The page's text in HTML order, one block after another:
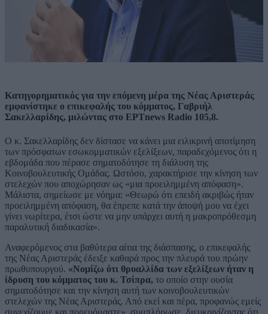
Κατηγορηματικός για την επόμενη μέρα της Νέας Αριστεράς
εμφανίστηκε ο επικεφαλής του κόμματος, Γαβριήλ
Σακελλαρίδης, μιλώντας στο ΕΡΤnews Radio 105,8.
Ο κ. Σακελλαρίδης δεν δίστασε να κάνει μια ειλικρινή αποτίμηση
των πρόσφατων εσωκομματικών εξελίξεων, παραδεχόμενος ότι η
εβδομάδα που πέρασε σηματοδότησε τη διάλυση της
Κοινοβουλευτικής Ομάδας. Ωστόσο, χαρακτήρισε την κίνηση των
στελεχών που αποχώρησαν ως «μια προειλημμένη απόφαση».
Μάλιστα, σημείωσε με νόημα: «Θεωρώ ότι επειδή ακριβώς ήταν
προειλημμένη απόφαση, θα έπρεπε κατά την άποψή μου να έχει
γίνει νωρίτερα, έτσι ώστε να μην υπάρχει αυτή η μακροπρόθεσμη
παραλυτική διαδικασία».
Αναφερόμενος στα βαθύτερα αίτια της διάσπασης, ο επικεφαλής
της Νέας Αριστεράς έδειξε καθαρά προς την πλευρά του πρώην
πρωθυπουργού. «Νομίζω ότι θρυαλλίδα των εξελίξεων ήταν η
ίδρυση του κόμματος του κ. Τσίπρα, το οποίο στην ουσία
σηματοδότησε και την κίνηση αυτή των κοινοβουλευτικών
στελεχών της Νέας Αριστεράς. Από εκεί και πέρα, προφανώς εμείς
συνεχίζουμε και πορευόμαστε», συμπλήρωσε, διευκρινίζοντας ότι